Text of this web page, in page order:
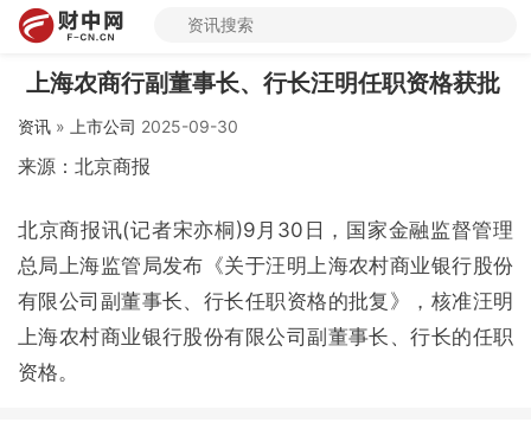
上海农商行副董事长、行长汪明任职资格获批
资讯 » 上市公司 2025-09-30
来源：北京商报
北京商报讯(记者宋亦桐)9月30日，国家金融监督管理
总局上海监管局发布《关于汪明上海农村商业银行股份
有限公司副董事长、行长任职资格的批复》，核准汪明
上海农村商业银行股份有限公司副董事长、行长的任职
资格。